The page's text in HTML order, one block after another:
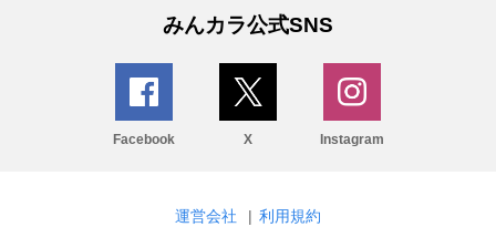
みんカラ公式SNS
Facebook X Instagram
運営会社 | 利用規約